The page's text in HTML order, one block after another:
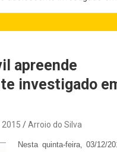
apreende
investigado
Arroio do Silva
Nesta quinta-feira, 03/12/